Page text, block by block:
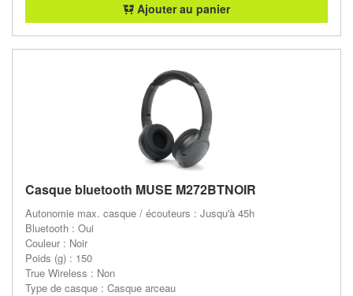
Ajouter au panier
Casque bluetooth MUSE M272BTNOIR
Autonomie max. casque / écouteurs : Jusqu'à 45h
Bluetooth : Oui
Couleur : Noir
Poids (g) : 150
True Wireless : Non
Type de casque : Casque arceau